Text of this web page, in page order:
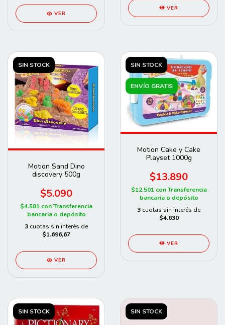
VER
VER
SIN STOCK
Motion Sand Dino
discovery 500g
$5.090
$4.581 conTransferencia
bancaria o depósito
3 cuotas sin interés de
$1.696,67
VER
SIN STOCK
ENVÍO GRATIS
Motion Cake y Cake
Playset 1000g
$13.890
$12.501 con Transferencia
bancaria o depósito
3 cuotas sin interés de
$4.630
VER
SIN STOCK SIN STOCK